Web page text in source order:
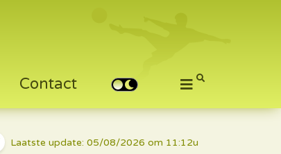
Contact
Laatste update: 05/08/2026 om 11:12u